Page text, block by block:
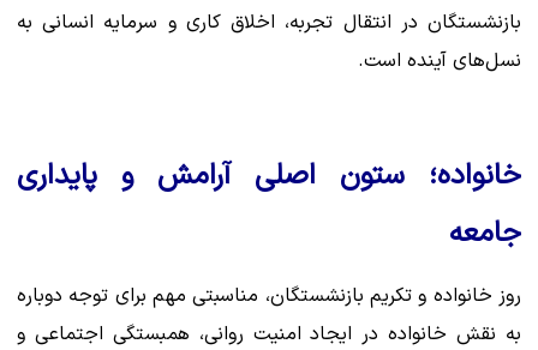
بازنشستگان در انتقال تجربه، اخلاق کاری و سرمایه انسانی به
نسل‌های آینده است.
خانواده؛ ستون اصلی آرامش و پایداری
جامعه
روز خانواده و تکریم بازنشستگان، مناسبتی مهم برای توجه دوباره
به نقش خانواده در ایجاد امنیت روانی، همبستگی اجتماعی و